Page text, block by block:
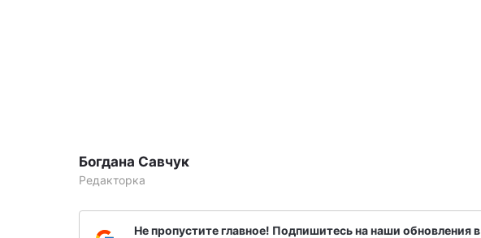
Богдана Савчук
Редакторка
Не пропустите главное! Подпишитесь на наши обновления в